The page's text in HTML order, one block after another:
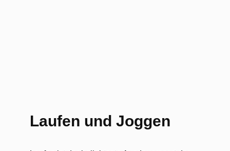
Laufen und Joggen